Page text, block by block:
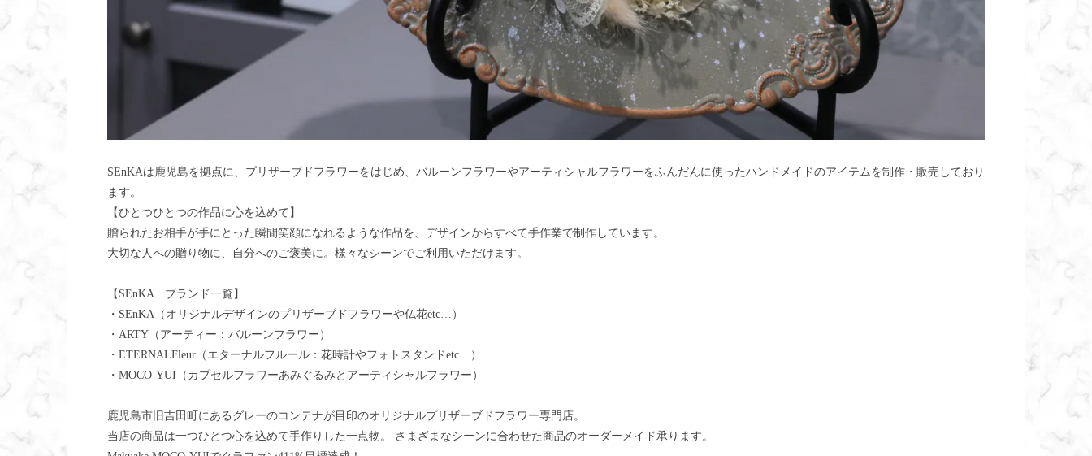
SEnKAは鹿児島を拠点に、プリザーブドフラワーをはじめ、バルーンフラワーやアーティシャルフラワーをふんだんに使ったハンドメイドのアイテムを制作・販売しており
ます。
【ひとつひとつの作品に心を込めて】
贈られたお相手が手にとった瞬間笑顔になれるような作品を、デザインからすべて手作業で制作しています。
大切な人への贈り物に、自分へのご褒美に。様々なシーンでご利用いただけます。
【SEnKA ブランド一覧】
・SEnKA（オリジナルデザインのプリザーブドフラワーや仏花etc…）
・ARTY（アーティー：バルーンフラワー）
・ETERNALFleur（エターナルフルール：花時計やフォトスタンドetc…）
・MOCO-YUI（カプセルフラワーあみぐるみとアーティシャルフラワー）
鹿児島市旧吉田町にあるグレーのコンテナが目印のオリジナルプリザーブドフラワー専門店。
当店の商品は一つひとつ心を込めて手作りした一点物。 さまざまなシーンに合わせた商品のオーダーメイド承ります。